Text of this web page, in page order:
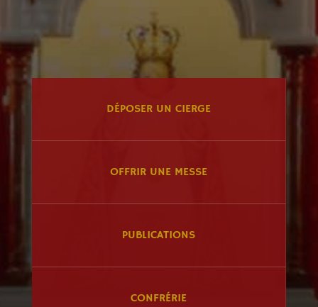
DÉPOSER UN CIERGE
OFFRIR UNE MESSE
PUBLICATIONS
CONFRÉRIE